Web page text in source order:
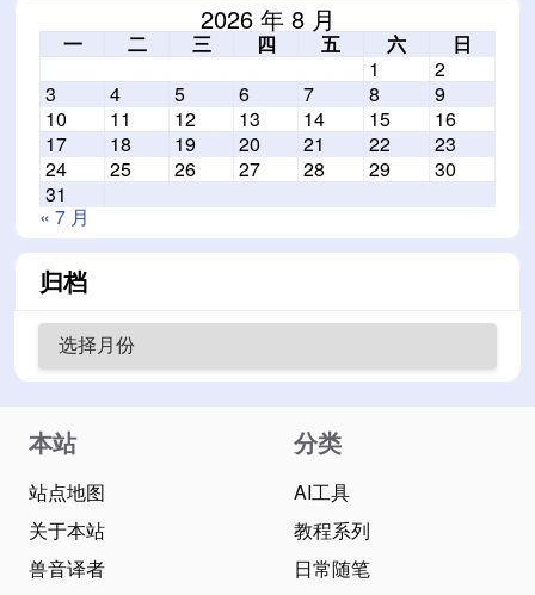
2026 年 8 月
一 二 三 四 五 六
日
1
2
3
4 5 6 7 8
9
10
11 12 13 14 15
16
17
18 19 20 21 22
23
24
25 26 27 28 29
30
31
« 7 月
归档
本站
站点地图
关于本站
兽音译者
分类
AI工具
教程系列
日常随笔